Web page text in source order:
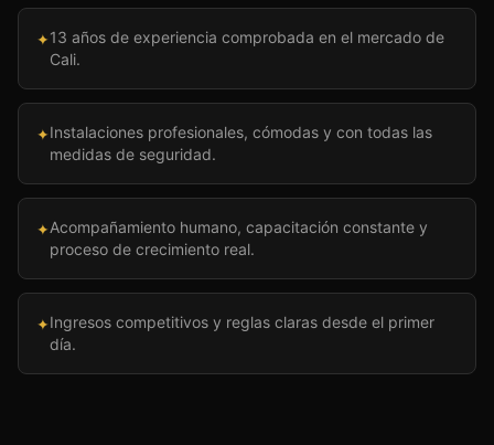
✦13 años de experiencia comprobada en el mercado de
Cali.
✦Instalaciones profesionales, cómodas y con todas las
medidas de seguridad.
✦Acompañamiento humano, capacitación constante y
proceso de crecimiento real.
✦Ingresos competitivos y reglas claras desde el primer
día.